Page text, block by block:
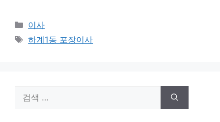
카
테
고
이사
태
하계1동 포장이사
색: